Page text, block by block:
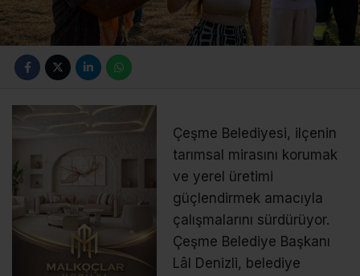
Çeşme Belediyesi, ilçenin
tarımsal mirasını korumak
ve yerel üretimi
güçlendirmek amacıyla
çalışmalarını sürdürüyor.
Çeşme Belediye Başkanı
Lâl Denizli, belediye